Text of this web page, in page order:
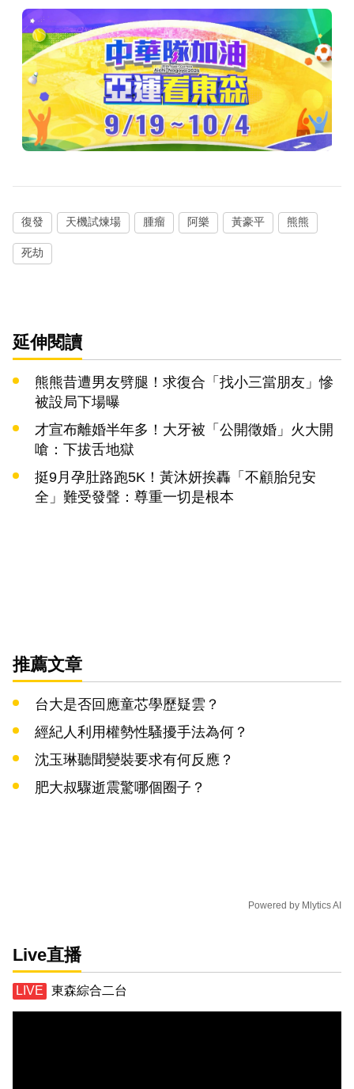
復發 天機試煉場 腫瘤 阿樂 黃豪平 熊熊
死劫
延伸閱讀
熊熊昔遭男友劈腿！求復合「找小三當朋友」慘
被設局下場曝
才宣布離婚半年多！大牙被「公開徵婚」火大開
嗆：下拔舌地獄
挺9月孕肚路跑5K！黃沐妍挨轟「不顧胎兒安
全」難受發聲：尊重一切是根本
推薦文章
台大是否回應童芯學歷疑雲？
經紀人利用權勢性騷擾手法為何？
沈玉琳聽聞變裝要求有何反應？
肥大叔驟逝震驚哪個圈子？
Powered by Mlytics AI
Live直播
東森綜合二台